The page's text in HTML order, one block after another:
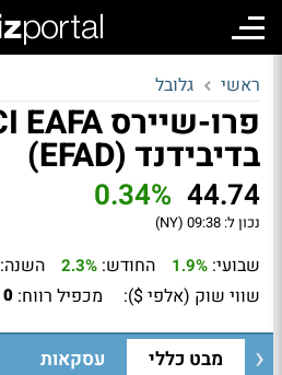
ראשי גלובל
בדיבידנד (EFAD)
44.74
0.34%
נכון ל: 09:38 (NY)
שבועי: 1.9% החודש: 2.3% השנה:
שווי שוק (אלפי $): מכפיל רווח: 0
מבט כללי עסקאות